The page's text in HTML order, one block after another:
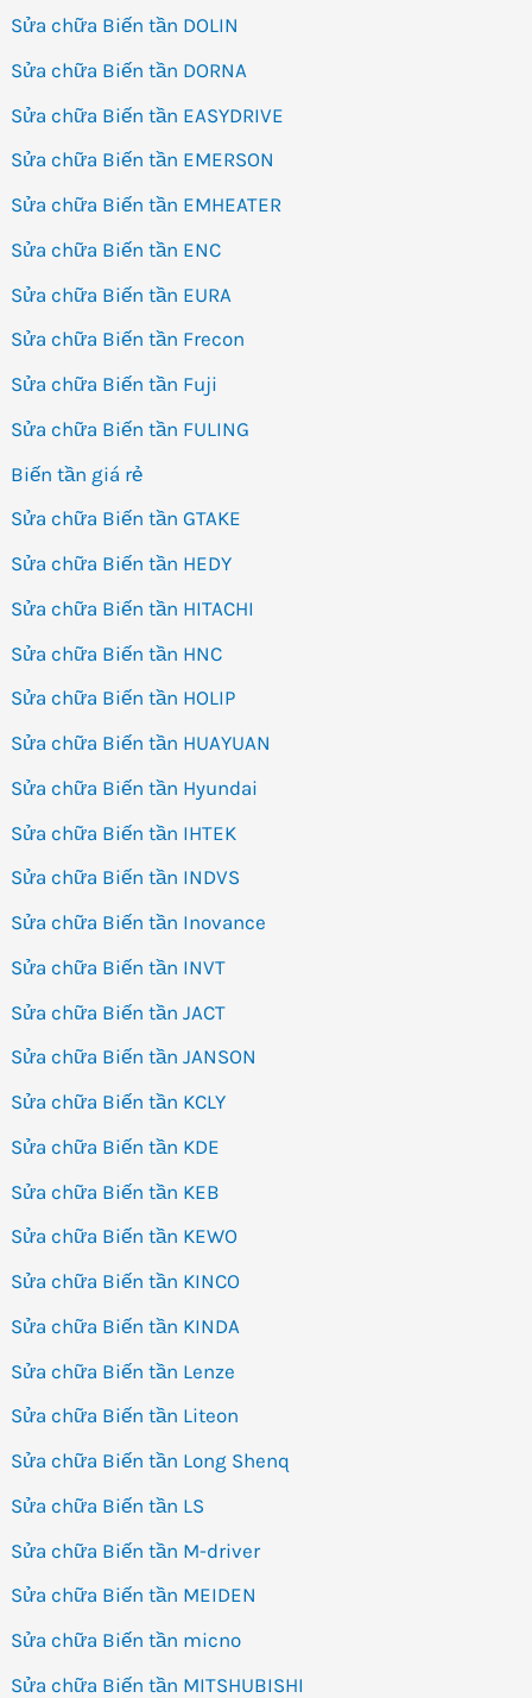
Sửa chữa Biến tần DOLIN
Sửa chữa Biến tần DORNA
Sửa chữa Biến tần EASYDRIVE
Sửa chữa Biến tần EMERSON
Sửa chữa Biến tần EMHEATER
Sửa chữa Biến tần ENC
Sửa chữa Biến tần EURA
Sửa chữa Biến tần Frecon
Sửa chữa Biến tần Fuji
Sửa chữa Biến tần FULING
Biến tần giá rẻ
Sửa chữa Biến tần GTAKE
Sửa chữa Biến tần HEDY
Sửa chữa Biến tần HITACHI
Sửa chữa Biến tần HNC
Sửa chữa Biến tần HOLIP
Sửa chữa Biến tần HUAYUAN
Sửa chữa Biến tần Hyundai
Sửa chữa Biến tần IHTEK
Sửa chữa Biến tần INDVS
Sửa chữa Biến tần Inovance
Sửa chữa Biến tần INVT
Sửa chữa Biến tần JACT
Sửa chữa Biến tần JANSON
Sửa chữa Biến tần KCLY
Sửa chữa Biến tần KDE
Sửa chữa Biến tần KEB
Sửa chữa Biến tần KEWO
Sửa chữa Biến tần KINCO
Sửa chữa Biến tần KINDA
Sửa chữa Biến tần Lenze
Sửa chữa Biến tần Liteon
Sửa chữa Biến tần Long Shenq
Sửa chữa Biến tần LS
Sửa chữa Biến tần M-driver
Sửa chữa Biến tần MEIDEN
Sửa chữa Biến tần micno
Sửa chữa Biến tần MITSHUBISHI